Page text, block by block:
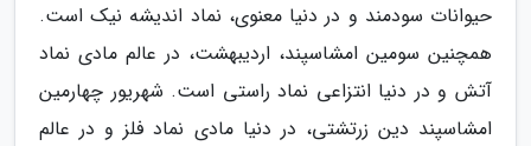
حیوانات سودمند و در دنیا معنوی، نماد اندیشه نیک است.
همچنین سومین امشاسپند، اردیبهشت، در عالم مادی نماد
آتش و در دنیا انتزاعی نماد راستی است. شهریور چهارمین
امشاسپند دین زرتشتی، در دنیا مادی نماد فلز و در عالم